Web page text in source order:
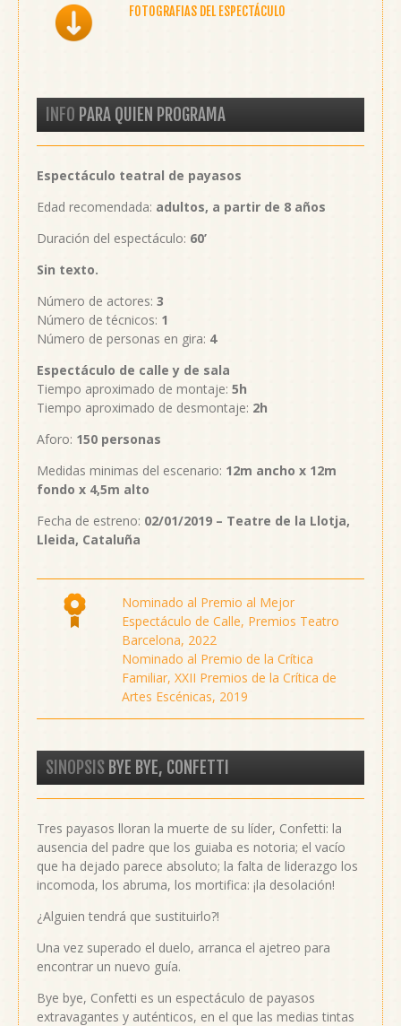
FOTOGRAFIAS DEL ESPECTÁCULO
INFO PARA QUIEN PROGRAMA
Espectáculo teatral de payasos
Edad recomendada: adultos, a partir de 8 años
Duración del espectáculo: 60’
Sin texto.
Número de actores: 3
Número de técnicos: 1
Número de personas en gira: 4
Espectáculo de calle y de sala
Tiempo aproximado de montaje: 5h
Tiempo aproximado de desmontaje: 2h
Aforo: 150 personas
Medidas minimas del escenario: 12m ancho x 12m
fondo x 4,5m alto
Fecha de estreno: 02/01/2019 – Teatre de la Llotja,
Lleida, Cataluña
Nominado al Premio al Mejor
Espectáculo de Calle, Premios Teatro
Barcelona, 2022
Nominado al Premio de la Crítica
Familiar, XXII Premios de la Crítica de
Artes Escénicas, 2019
SINOPSIS BYE BYE, CONFETTI
Tres payasos lloran la muerte de su líder, Confetti: la
ausencia del padre que los guiaba es notoria; el vacío
que ha dejado parece absoluto; la falta de liderazgo los
incomoda, los abruma, los mortifica: ¡la desolación!
¿Alguien tendrá que sustituirlo?!
Una vez superado el duelo, arranca el ajetreo para
encontrar un nuevo guía.
Bye bye, Confetti es un espectáculo de payasos
extravagantes y auténticos, en el que las medias tintas